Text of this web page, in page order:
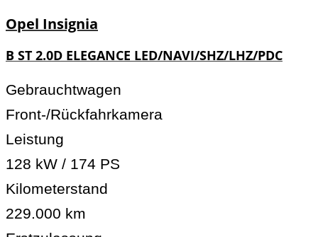
Opel Insignia
B ST 2.0D ELEGANCE LED/NAVI/SHZ/LHZ/PDC
Gebrauchtwagen
Front-/Rückfahrkamera
Leistung
128 kW / 174 PS
Kilometerstand
229.000 km